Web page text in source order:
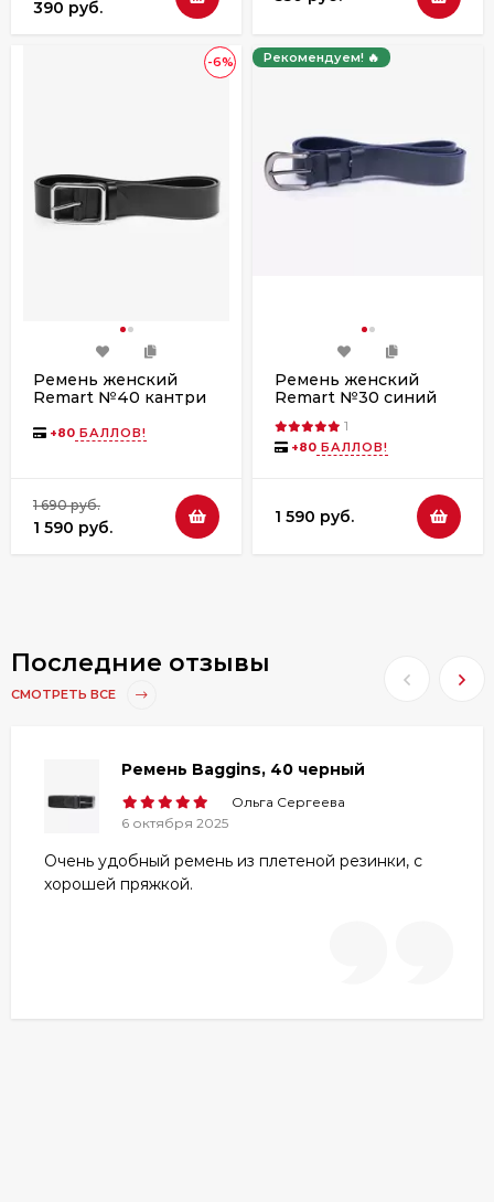
390 руб.
-6%
Ремень женский
Remart №40 кантри
+80 БАЛЛОВ!
1 690 руб.
1 590 руб.
Рекомендуем! 🔥
Ремень женский
Remart №30 синий
1
+80 БАЛЛОВ!
1 590 руб.
Последние отзывы
СМОТРЕТЬ ВСЕ
Ремень Baggins, 40 черный
Ольга Сергеева
6 октября 2025
Очень удобный ремень из плетеной резинки, с
хорошей пряжкой.